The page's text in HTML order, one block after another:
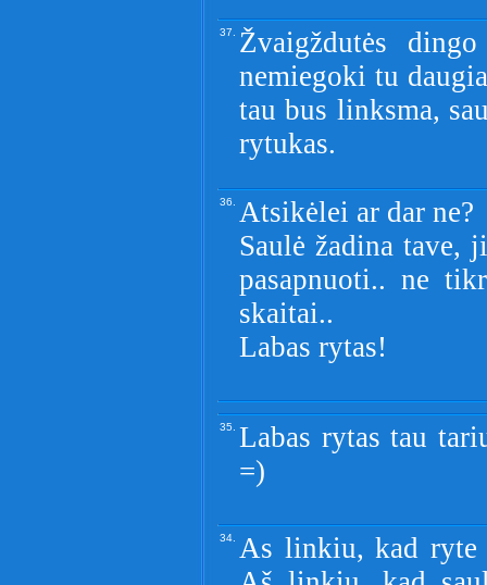
37. Žvaigždutės
nemiegoki tu
tau bus linksma,
rytukas.
36. Atsikėlei ar dar ne?
Saulė žadina tave,
pasapnuoti.. ne
skaitai..
Labas rytas!
35. Labas rytas tau
=)
34. As linkiu, kad ryte